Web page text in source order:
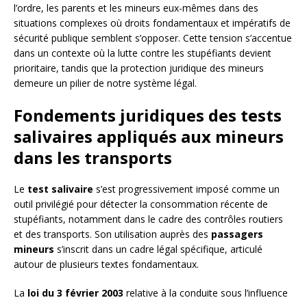
l’ordre, les parents et les mineurs eux-mêmes dans des
situations complexes où droits fondamentaux et impératifs de
sécurité publique semblent s’opposer. Cette tension s’accentue
dans un contexte où la lutte contre les stupéfiants devient
prioritaire, tandis que la protection juridique des mineurs
demeure un pilier de notre système légal.
Fondements juridiques des tests
salivaires appliqués aux mineurs
dans les transports
Le test salivaire s’est progressivement imposé comme un
outil privilégié pour détecter la consommation récente de
stupéfiants, notamment dans le cadre des contrôles routiers
et des transports. Son utilisation auprès des passagers
mineurs s’inscrit dans un cadre légal spécifique, articulé
autour de plusieurs textes fondamentaux.
La loi du 3 février 2003 relative à la conduite sous l’influence